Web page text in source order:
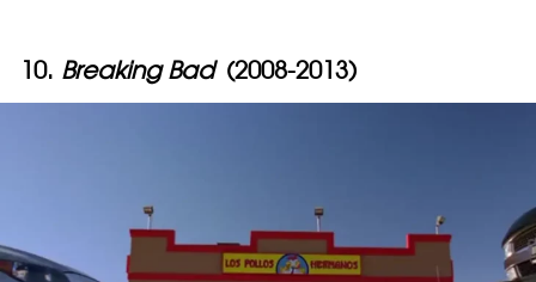
10. Breaking Bad (2008-2013)